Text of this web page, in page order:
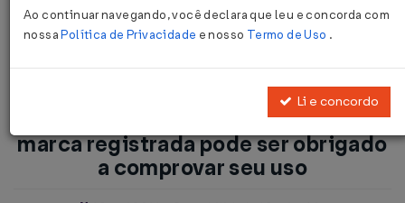
obrigado a comprovar seu uso ...
Voltar
Marcas e Patentes: Detentor de
marca registrada pode ser obrigado
a comprovar seu uso
Ao continuar navegando, você declara que leu e concorda com
nossaPolítica de Privacidade e nosso Termo de Uso .
Li e concordo